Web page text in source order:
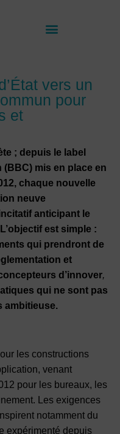
vers un
pour
et
; depuis le label
mis en place en
chaque nouvelle
neuve
anticipant le
est simple :
qui prendront de
et
d’innover,
qui ne sont pas
ambitieuse.
les constructions
venant
pour les bureaux, les
Les exigences
notamment du
expérimenté depuis